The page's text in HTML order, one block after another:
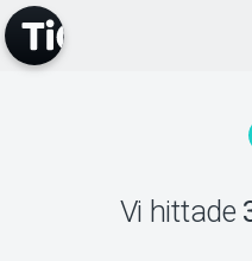
Vi hittade